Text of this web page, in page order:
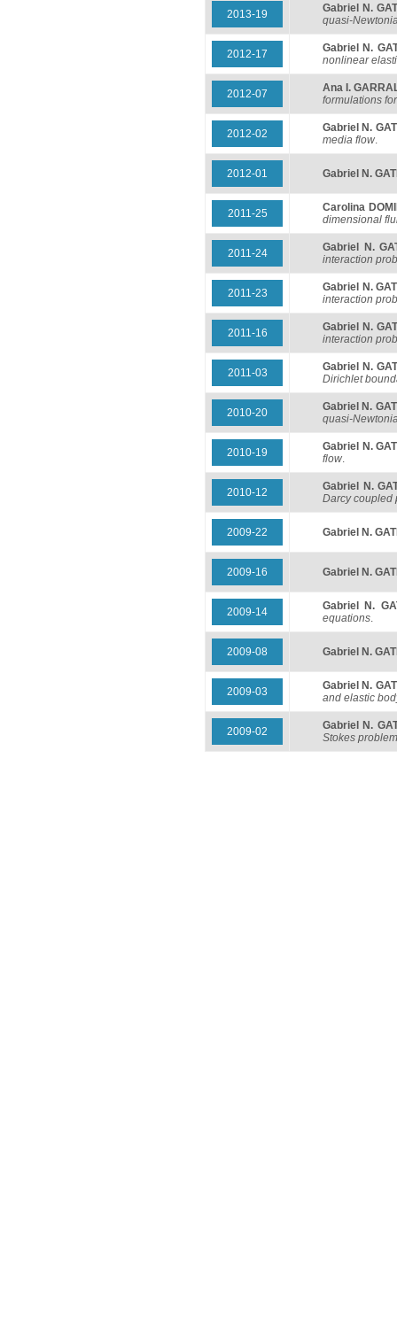
2013-19
Gabriel N.
quasi-
2012-17
Gabriel N.
nonlinear
2012-07
Ana I.
formulations
2012-02
Gabriel N.
media flow.
2012-01 Gabriel N.
2011-25
Carolina
dimensional
2011-24
Gabriel N.
interaction
2011-23
Gabriel N.
interaction
2011-16
Gabriel N.
interaction
2011-03
Gabriel N.
Dirichlet
2010-20
Gabriel N.
quasi-
2010-19
Gabriel N.
flow.
2010-12
Gabriel N.
Darcy coupled
2009-22 Gabriel N.
2009-16 Gabriel N.
2009-14
Gabriel N.
equations.
2009-08 Gabriel N.
2009-03
Gabriel N.
and elastic
2009-02
Gabriel N.
Stokes problem